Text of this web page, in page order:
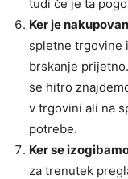
tudi če je ta
Ker je
spletne trgovine
brskanje
se hitro
v trgovini ali na
potrebe.
Ker se
za trenutek